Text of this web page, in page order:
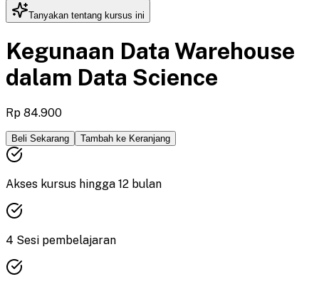
Tanyakan tentang kursus ini
Kegunaan Data Warehouse
dalam Data Science
Rp 84.900
Beli Sekarang Tambah ke Keranjang
Akses kursus hingga 12 bulan
4 Sesi pembelajaran